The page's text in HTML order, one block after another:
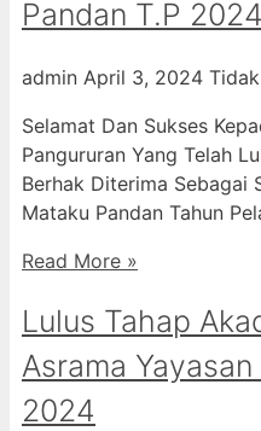
Pandan T.P
admin April 3, 2024
Selamat Dan Sukses
Pangururan Yang Telah
Berhak Diterima Sebagai
Mataku Pandan Tahun
Read More »
Lulus Tahap
Asrama
2024